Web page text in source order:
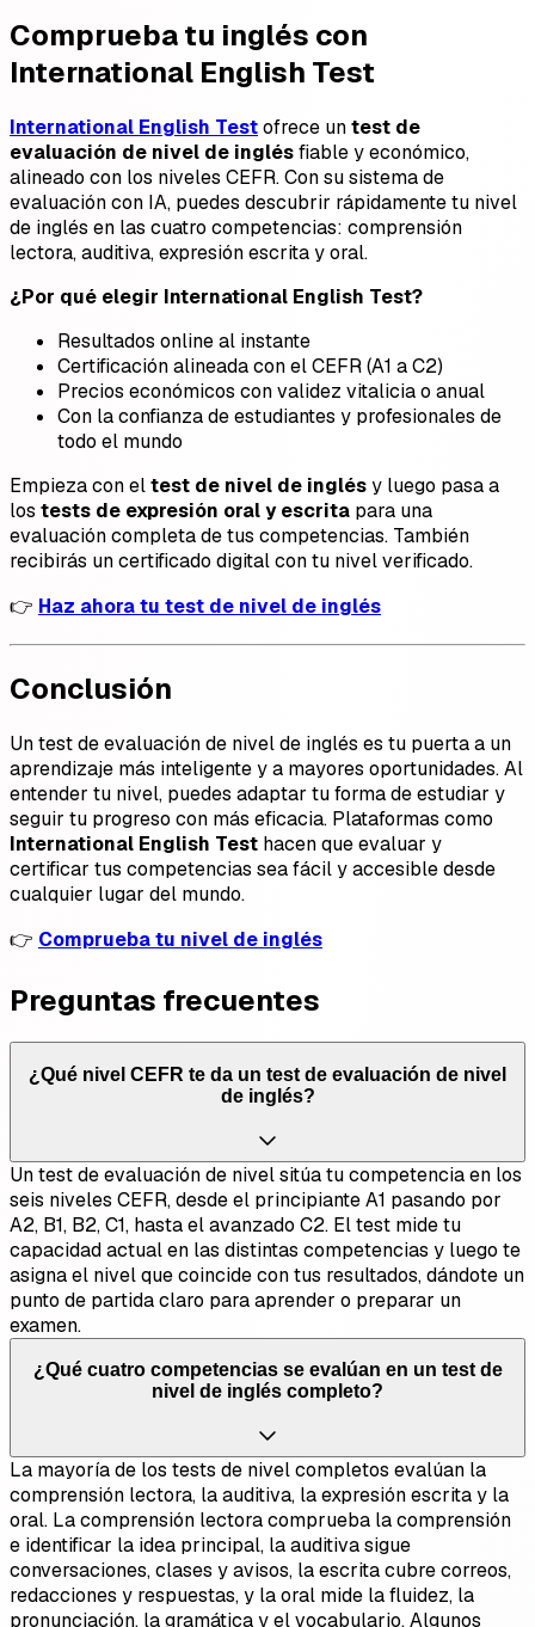
Comprueba tu inglés con
International English Test
International English Testofrece untest de
evaluación de nivel de inglésfiable y económico,
alineado con los niveles CEFR. Con su sistema de
evaluación con IA, puedes descubrir rápidamente tu nivel
de inglés en las cuatro competencias: comprensión
lectora, auditiva, expresión escrita y oral.
¿Por qué elegir International English Test?
Resultados online al instante
Certificación alineada con el CEFR (A1 a C2)
Precios económicos con validez vitalicia o anual
Con la confianza de estudiantes y profesionales de
todo el mundo
Empieza con eltest de nivel de inglésy luego pasa a
los tests de expresión oral y escrita para una
evaluación completa de tus competencias. También
recibirás un certificado digital con tu nivel verificado.
👉 Haz ahora tu test de nivel de inglés
Conclusión
Un test de evaluación de nivel de inglés es tu puerta a un
aprendizaje más inteligente y a mayores oportunidades. Al
entender tu nivel, puedes adaptar tu forma de estudiar y
seguir tu progreso con más eficacia. Plataformas como
International English Test hacen que evaluar y
certificar tus competencias sea fácil y accesible desde
cualquier lugar del mundo.
👉 Comprueba tu nivel de inglés
Preguntas frecuentes
¿Qué nivel CEFR te da un test de evaluación de nivel
de inglés?
Un test de evaluación de nivel sitúa tu competencia en los
seis niveles CEFR, desde el principiante A1 pasando por
A2, B1, B2, C1, hasta el avanzado C2. El test mide tu
capacidad actual en las distintas competencias y luego te
asigna el nivel que coincide con tus resultados, dándote un
punto de partida claro para aprender o preparar un
examen.
¿Qué cuatro competencias se evalúan en un test de
nivel de inglés completo?
La mayoría de los tests de nivel completos evalúan la
comprensión lectora, la auditiva, la expresión escrita y la
oral. La comprensión lectora comprueba la comprensión
e identificar la idea principal, la auditiva sigue
conversaciones, clases y avisos, la escrita cubre correos,
redacciones y respuestas, y la oral mide la fluidez, la
pronunciación, la gramática y el vocabulario. Algunos